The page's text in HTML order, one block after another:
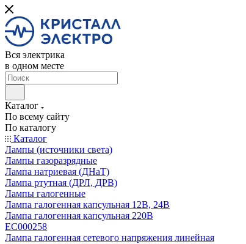
Вся электрика
в одном месте
Каталог
По всему сайту
По каталогу
Каталог
Лампы (источники света)
Лампы газоразрядные
Лампа натриевая (ДНаТ)
Лампа ртутная (ДРЛ, ДРВ)
Лампы галогенные
Лампа галогенная капсульная 12В, 24В
Лампа галогенная капсульная 220В
EC000258
Лампа галогенная сетевого напряжения линейная